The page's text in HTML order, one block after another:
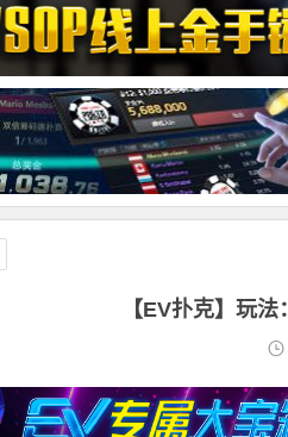
【EV扑克】玩